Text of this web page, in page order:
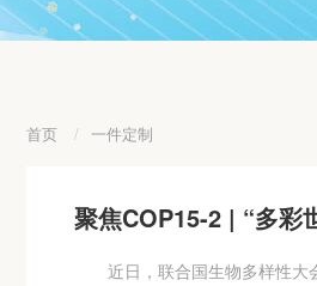
首页 / 一件定制
聚焦COP15-2 | “多彩
近日，联合国生物多样性大